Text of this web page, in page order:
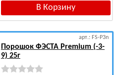
арт.: FS-P3n
Порошок ФЭСТА Premium (-3-
9) 25г